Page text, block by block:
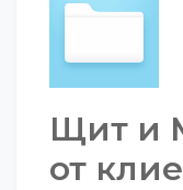
Щит и
от